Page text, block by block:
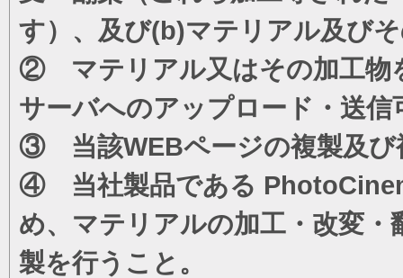
す）、及び(b)マテリアル及び
② マテリアル又はその加工物
サーバへのアップロード・送信
③ 当該WEBページの複製及び
④ 当社製品である
め、マテリアルの加工・改変
製を行うこと。